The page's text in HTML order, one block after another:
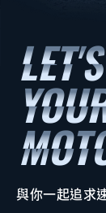
與你一起追求